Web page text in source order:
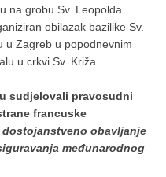
na grobu Sv. Leopolda
obilazak bazilike Sv.
u Zagreb u popodnevnim
u crkvi Sv. Križa.
sudjelovali pravosudni
francuske
obavljanje
međunarodnog